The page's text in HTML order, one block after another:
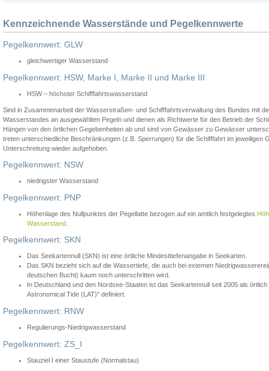
Kennzeichnende Wasserstände und Pegelkennwerte
Pegelkennwert: GLW
gleichwertiger Wasserstand
Pegelkennwert: HSW, Marke I, Marke II und Marke III
HSW – höchster Schifffahrtswasserstand
Sind in Zusammenarbeit der Wasserstraßen- und Schifffahrtsverwaltung des Bundes mit
Wasserstandes an ausgewählten Pegeln und dienen als Richtwerte für den Betrieb der
Hängen von den örtlichen Gegebenheiten ab und sind von Gewässer zu Gewässer
treten unterschiedliche Beschränkungen (z.B. Sperrungen) für die Schifffahrt im jeweiligen
Unterschreitung wieder aufgehoben.
Pegelkennwert: NSW
niedrigster Wasserstand
Pegelkennwert: PNP
Höhenlage des Nullpunktes der Pegellatte bezogen auf ein amtlich festgelegtes
Wasserstand
Pegelkennwert: SKN
Das Seekartennull (SKN) ist eine örtliche Mindesttiefenangabe in Seekarten.
Das SKN bezieht sich auf die Wassertiefe, die auch bei extemen
deutschen Bucht) kaum noch unterschritten wird.
In Deutschland und den Nordsee-Staaten ist das Seekartennull seit 2005 als
Astronomical Tide (LAT)" definiert.
Pegelkennwert: RNW
Regulierungs-Niedrigwasserstand
Pegelkennwert: ZS_I
Stauziel I einer Staustufe (Normalstau)